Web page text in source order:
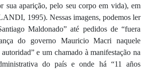
sua aparição, pelo seu corpo em vida), em
1995). Nessas imagens, podemos ler
Maldonado” até pedidos de “fuera
do governo Mauricio Macri naquele
e um chamado à manifestação na
do país e onde há “11 años